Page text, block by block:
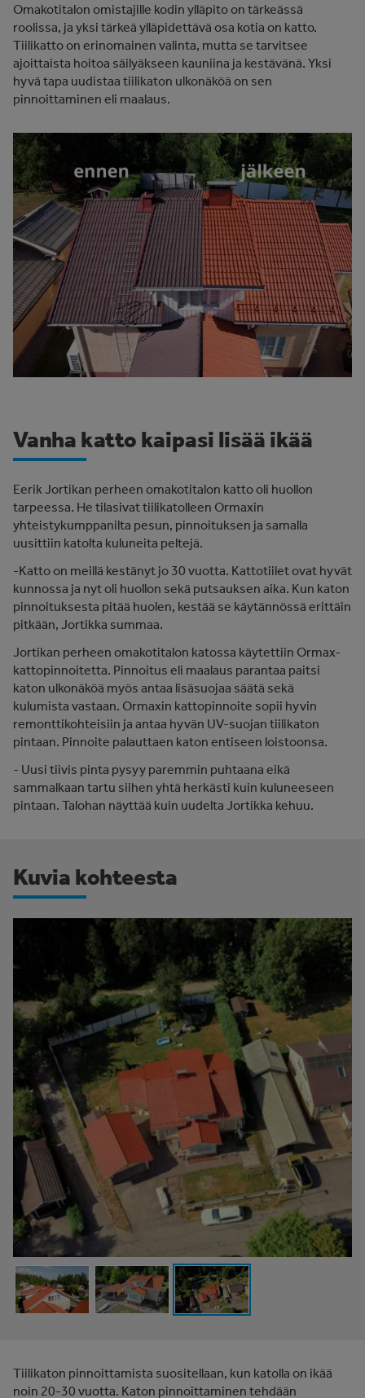
Omakotitalon omistajille kodin ylläpito on tärkeässä
roolissa, ja yksi tärkeä ylläpidettävä osa kotia on katto.
Tiilikatto on erinomainen valinta, mutta se tarvitsee
ajoittaista hoitoa säilyäkseen kauniina ja kestävänä. Yksi
hyvä tapa uudistaa tiilikaton ulkonäköä on sen
pinnoittaminen eli maalaus.
Vanha katto kaipasi lisää ikää
Eerik Jortikan perheen omakotitalon katto oli huollon
tarpeessa. He tilasivat tiilikatolleen Ormaxin
yhteistykumppanilta pesun, pinnoituksen ja samalla
uusittiin katolta kuluneita peltejä.
-Katto on meillä kestänyt jo 30 vuotta. Kattotiilet ovat hyvät
kunnossa ja nyt oli huollon sekä putsauksen aika. Kun katon
pinnoituksesta pitää huolen, kestää se käytännössä erittäin
pitkään, Jortikka summaa.
Jortikan perheen omakotitalon katossa käytettiin Ormax-
kattopinnoitetta. Pinnoitus eli maalaus parantaa paitsi
katon ulkonäköä myös antaa lisäsuojaa säätä sekä
kulumista vastaan. Ormaxin kattopinnoite sopii hyvin
remonttikohteisiin ja antaa hyvän UV-suojan tiilikaton
pintaan. Pinnoite palauttaen katon entiseen loistoonsa.
- Uusi tiivis pinta pysyy paremmin puhtaana eikä
sammalkaan tartu siihen yhtä herkästi kuin kuluneeseen
pintaan. Talohan näyttää kuin uudelta Jortikka kehuu.
Kuvia kohteesta
Tiilikaton pinnoittamista suositellaan, kun katolla on ikää
noin 20-30 vuotta. Katon pinnoittaminen tehdään